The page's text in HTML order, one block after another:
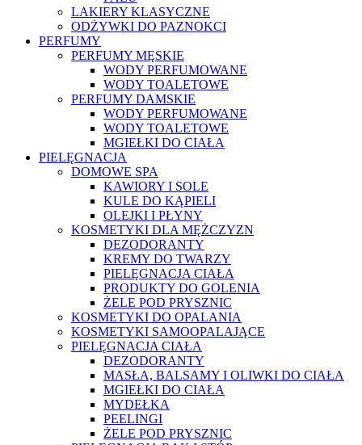
LAKIERY KLASYCZNE
ODŻYWKI DO PAZNOKCI
PERFUMY
PERFUMY MĘSKIE
WODY PERFUMOWANE
WODY TOALETOWE
PERFUMY DAMSKIE
WODY PERFUMOWANE
WODY TOALETOWE
MGIEŁKI DO CIAŁA
PIELĘGNACJA
DOMOWE SPA
KAWIORY I SOLE
KULE DO KĄPIELI
OLEJKI I PŁYNY
KOSMETYKI DLA MĘŻCZYZN
DEZODORANTY
KREMY DO TWARZY
PIELĘGNACJA CIAŁA
PRODUKTY DO GOLENIA
ŻELE POD PRYSZNIC
KOSMETYKI DO OPALANIA
KOSMETYKI SAMOOPALAJĄCE
PIELĘGNACJA CIAŁA
DEZODORANTY
MASŁA, BALSAMY I OLIWKI DO CIAŁA
MGIEŁKI DO CIAŁA
MYDEŁKA
PEELINGI
ŻELE POD PRYSZNIC